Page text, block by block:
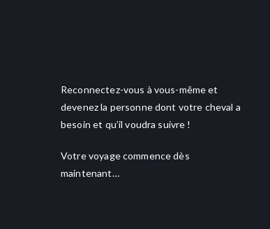
Reconnectez-vous à vous-même et
devenez la personne dont votre cheval a
besoin et qu’il voudra suivre !
Votre voyage commence dès
maintenant…